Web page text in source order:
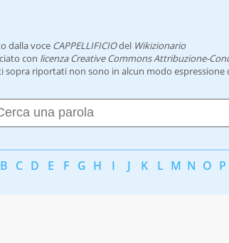
dalla voce CAPPELLIFICIOdel Wikizionario
con licenza Creative Commons Attribuzione-
sopra riportati non sono in alcun modo espressione
B C D E F G H I J K L M N O P